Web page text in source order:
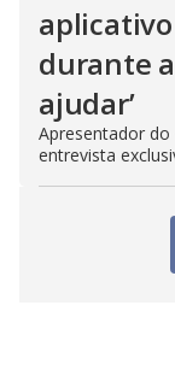
durante
ajudar’
Apresentador
entrevista